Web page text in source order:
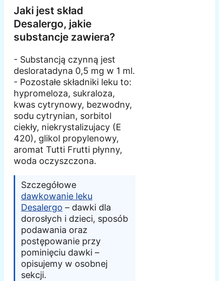
Jaki jest skład
Desalergo, jakie
substancje zawiera?
- Substancją czynną jest
desloratadyna 0,5 mg w 1 ml.
- Pozostałe składniki leku to:
hypromeloza, sukraloza,
kwas cytrynowy, bezwodny,
sodu cytrynian, sorbitol
ciekły, niekrystalizujacy (E
420), glikol propylenowy,
aromat Tutti Frutti płynny,
woda oczyszczona.
Szczegółowe
dawkowanie leku
Desalergo – dawki dla
dorosłych i dzieci, sposób
podawania oraz
postępowanie przy
pominięciu dawki –
opisujemy w osobnej
sekcji.